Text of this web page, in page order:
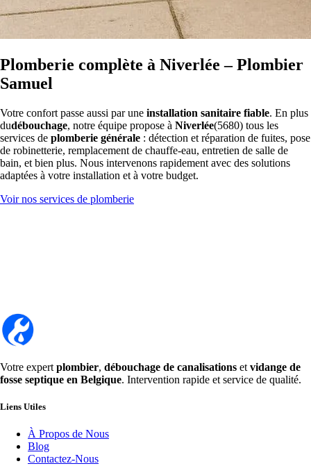
Plomberie complète à Niverlée – Plombier
Samuel
Votre confort passe aussi par une installation sanitaire fiable. En plus
dudébouchage, notre équipe propose à Niverlée(5680) tous les
services de plomberie générale : détection et réparation de fuites, pose
de robinetterie, remplacement de chauffe-eau, entretien de salle de
bain, et bien plus. Nous intervenons rapidement avec des solutions
adaptées à votre installation et à votre budget.
Voir nos services de plomberie
Votre expert plombier, débouchage de canalisations et vidange de
fosse septique en Belgique. Intervention rapide et service de qualité.
Liens Utiles
À Propos de Nous
Blog
Contactez-Nous